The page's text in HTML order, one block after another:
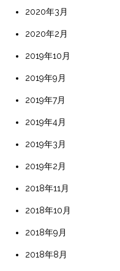
2020年3月
2020年2月
2019年10月
2019年9月
2019年7月
2019年4月
2019年3月
2019年2月
2018年11月
2018年10月
2018年9月
2018年8月